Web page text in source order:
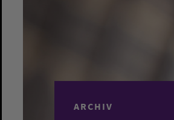
ARCHIV